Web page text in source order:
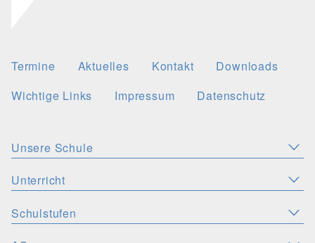
Termine Aktuelles Kontakt
Downloads
Wichtige Links
Impressum Datenschutz
Unsere Schule
Aktuelles
KONZEPTE
Christliche Akzente
PERSONEN
Unterricht
SPRACHEN
Schulstufen